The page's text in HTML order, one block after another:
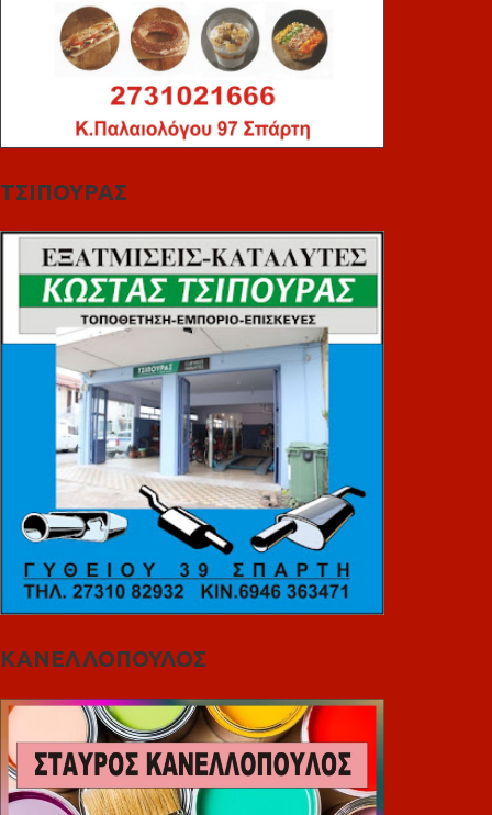
ΤΣΙΠΟΥΡΑΣ
ΚΑΝΕΛΛΟΠΟΥΛΟΣ